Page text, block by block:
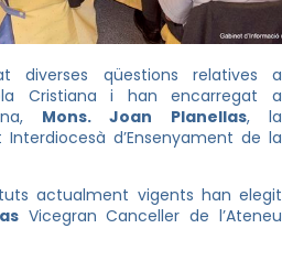
diverses qüestions relatives a
Cristiana i han encarregat a
Mons. Joan Planellas, la
d’Ensenyament de la
actualment vigents han elegit
Vicegran Canceller de l’Ateneu